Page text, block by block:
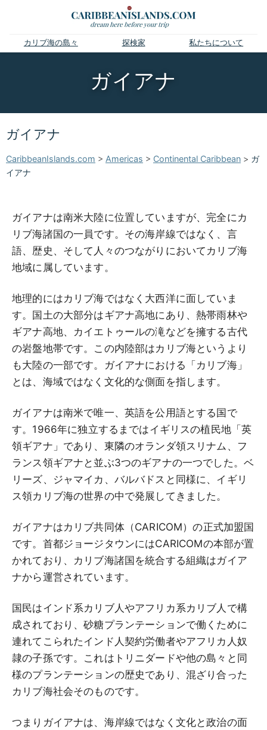
カリブ海の島々 探検家 私たちについて
ガイアナ
ガイアナ
CaribbeanIslands.com > Americas > Continental Caribbean > ガ
イアナ
ガイアナは南米大陸に位置していますが、完全にカ
リブ海諸国の一員です。その海岸線ではなく、言
語、歴史、そして人々のつながりにおいてカリブ海
地域に属しています。
地理的にはカリブ海ではなく大西洋に面していま
す。国土の大部分はギアナ高地にあり、熱帯雨林や
ギアナ高地、カイエトゥールの滝などを擁する古代
の岩盤地帯です。この内陸部はカリブ海というより
も大陸の一部です。ガイアナにおける「カリブ海」
とは、海域ではなく文化的な側面を指します。
ガイアナは南米で唯一、英語を公用語とする国で
す。1966年に独立するまではイギリスの植民地「英
領ギアナ」であり、東隣のオランダ領スリナム、フ
ランス領ギアナと並ぶ3つのギアナの一つでした。ベ
リーズ、ジャマイカ、バルバドスと同様に、イギリ
ス領カリブ海の世界の中で発展してきました。
ガイアナはカリブ共同体（CARICOM）の正式加盟国
です。首都ジョージタウンにはCARICOMの本部が置
かれており、カリブ海諸国を統合する組織はガイア
ナから運営されています。
国民はインド系カリブ人やアフリカ系カリブ人で構
成されており、砂糖プランテーションで働くために
連れてこられたインド人契約労働者やアフリカ人奴
隷の子孫です。これはトリニダードや他の島々と同
様のプランテーションの歴史であり、混ざり合った
カリブ海社会そのものです。
つまりガイアナは、海岸線ではなく文化と政治の面